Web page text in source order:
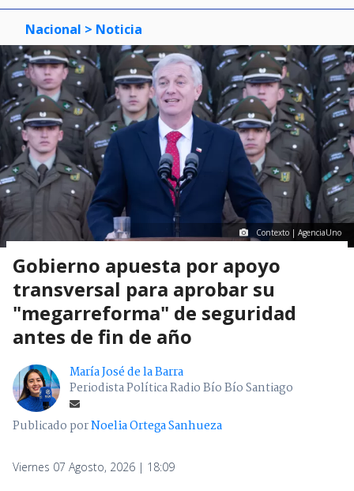
Nacional > Noticia
Contexto | AgenciaUno
Gobierno apuesta por apoyo
transversal para aprobar su
"megarreforma" de seguridad
antes de fin de año
María José de la Barra
Periodista Política Radio Bío Bío Santiago
Publicado porNoelia Ortega Sanhueza
Viernes 07 Agosto, 2026 | 18:09